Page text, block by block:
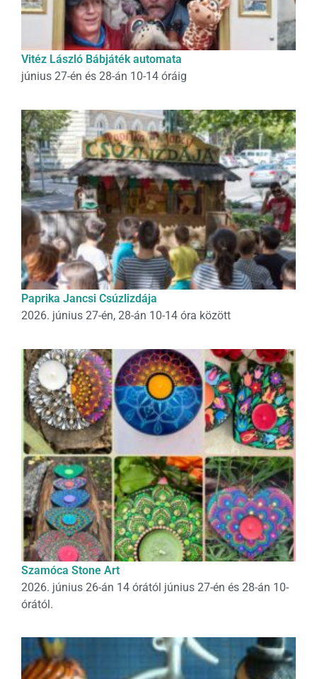
Vitéz László Bábjáték automata
június 27-én és 28-án 10-14 óráig
Paprika Jancsi Csúzlizdája
2026. június 27-én, 28-án 10-14 óra között
Szamóca Stone Art
2026. június 26-án 14 órától június 27-én és 28-án 10-
órától.